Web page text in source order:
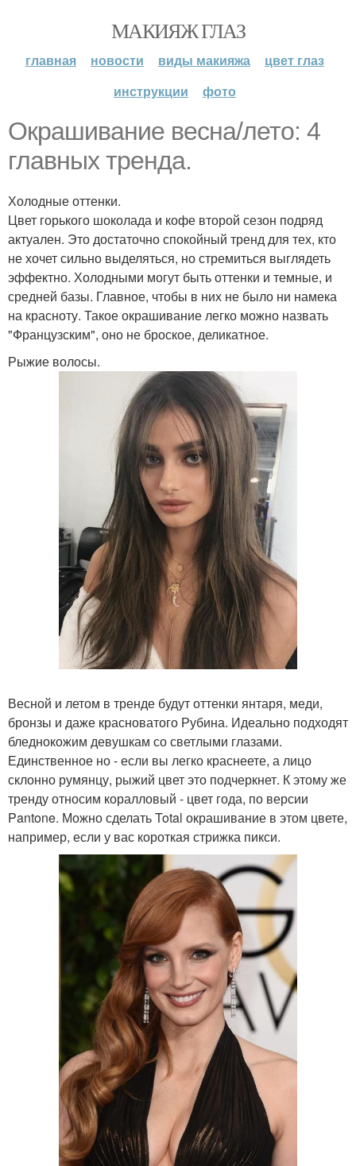
МАКИЯЖ ГЛАЗ
главная новости виды макияжа
цвет глаз
инструкции
фото
Окрашивание весна/лето: 4
главных тренда.
Холодные оттенки.
Цвет горького шоколада и кофе второй сезон подряд
актуален. Это достаточно спокойный тренд для тех, кто
не хочет сильно выделяться, но стремиться выглядеть
эффектно. Холодными могут быть оттенки и темные, и
средней базы. Главное, чтобы в них не было ни намека
на красноту. Такое окрашивание легко можно назвать
"Французским", оно не броское, деликатное.
Рыжие волосы.
Весной и летом в тренде будут оттенки янтаря, меди,
бронзы и даже красноватого Рубина. Идеально подходят
бледнокожим девушкам со светлыми глазами.
Единственное но - если вы легко краснеете, а лицо
склонно румянцу, рыжий цвет это подчеркнет. К этому же
тренду относим коралловый - цвет года, по версии
Pantone. Можно сделать Total окрашивание в этом цвете,
например, если у вас короткая стрижка пикси.